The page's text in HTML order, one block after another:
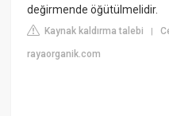
değirmende öğütülmelidir.
Kaynak kaldırma talebi |
rayaorganik.com